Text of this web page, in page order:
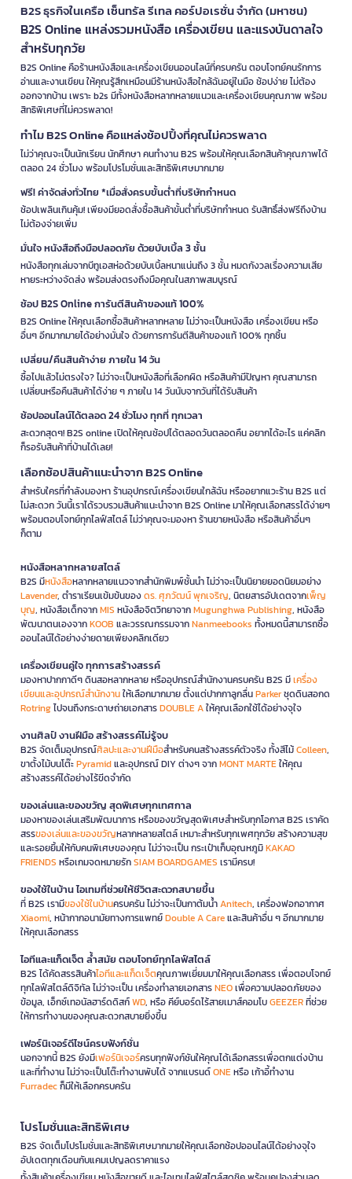
B2S ธุรกิจในเครือ เซ็นทรัล รีเทล คอร์ปอเรชั่น จำกัด (มหาชน)
B2S Online แหล่งรวมหนังสือ เครื่องเขียน และแรงบันดาลใจ
สำหรับทุกวัย
B2S Online คือร้านหนังสือและเครื่องเขียนออนไลน์ที่ครบครัน ตอบโจทย์คนรักการ
อ่านและงานเขียน ให้คุณรู้สึกเหมือนมีร้านหนังสือใกล้ฉันอยู่ในมือ ช้อปง่าย ไม่ต้อง
ออกจากบ้าน เพราะ b2s มีทั้งหนังสือหลากหลายแนวและเครื่องเขียนคุณภาพ พร้อม
สิทธิพิเศษที่ไม่ควรพลาด!
ทำไม B2S Online คือแหล่งช้อปปิ้งที่คุณไม่ควรพลาด
ไม่ว่าคุณจะเป็นนักเรียน นักศึกษา คนทำงาน B2S พร้อมให้คุณเลือกสินค้าคุณภาพได้
ตลอด 24 ชั่วโมง พร้อมโปรโมชั่นและสิทธิพิเศษมากมาย
ฟรี! ค่าจัดส่งทั่วไทย *เมื่อสั่งครบขั้นต่ำที่บริษัทกำหนด
ช้อปเพลินเกินคุ้ม! เพียงมียอดสั่งซื้อสินค้าขั้นต่ำที่บริษัทกำหนด รับสิทธิ์ส่งฟรีถึงบ้าน
ไม่ต้องจ่ายเพิ่ม
มั่นใจ หนังสือถึงมือปลอดภัย ด้วยบับเบิ้ล 3 ชั้น
หนังสือทุกเล่มจากบีทูเอสห่อด้วยบับเบิ้ลหนาแน่นถึง 3 ชั้น หมดกังวลเรื่องความเสีย
หายระหว่างจัดส่ง พร้อมส่งตรงถึงมือคุณในสภาพสมบูรณ์
ช้อป B2S Online การันตีสินค้าของแท้ 100%
B2S Online ให้คุณเลือกซื้อสินค้าหลากหลาย ไม่ว่าจะเป็นหนังสือ เครื่องเขียน หรือ
อื่นๆ อีกมากมายได้อย่างมั่นใจ ด้วยการการันตีสินค้าของแท้ 100% ทุกชิ้น
เปลี่ยน/คืนสินค้าง่าย ภายใน 14 วัน
ซื้อไปแล้วไม่ตรงใจ? ไม่ว่าจะเป็นหนังสือที่เลือกผิด หรือสินค้ามีปัญหา คุณสามารถ
เปลี่ยนหรือคืนสินค้าได้ง่าย ๆ ภายใน 14 วันนับจากวันที่ได้รับสินค้า
ช้อปออนไลน์ได้ตลอด 24 ชั่วโมง ทุกที่ ทุกเวลา
สะดวกสุดๆ! B2S online เปิดให้คุณช้อปได้ตลอดวันตลอดคืน อยากได้อะไร แค่คลิก
ก็รอรับสินค้าที่บ้านได้เลย!
เลือกช้อปสินค้าแนะนำจาก B2S Online
สำหรับใครที่กำลังมองหา ร้านอุปกรณ์เครื่องเขียนใกล้ฉัน หรืออยากแวะร้าน B2S แต่
ไม่สะดวก วันนี้เราได้รวบรวมสินค้าแนะนำจาก B2S Online มาให้คุณเลือกสรรได้ง่ายๆ
พร้อมตอบโจทย์ทุกไลฟ์สไตล์ ไม่ว่าคุณจะมองหา ร้านขายหนังสือ หรือสินค้าอื่นๆ
ก็ตาม
หนังสือหลากหลายสไตล์
B2S มีหนังสือหลากหลายแนวจากสำนักพิมพ์ชั้นนำ ไม่ว่าจะเป็นนิยายยอดนิยมอย่าง
Lavender, ตำราเรียนเข้มข้นของดร. ศุภวัฒน์ พุกเจริญ, นิตยสารอัปเดตจากเพ็ญ
บุญ, หนังสือเด็กจากMIS หนังสือจิตวิทยาจากMugunghwa Publishing, หนังสือ
พัฒนาตนเองจากKOOB และวรรณกรรมจากNanmeebooks ทั้งหมดนี้สามารถซื้อ
ออนไลน์ได้อย่างง่ายดายเพียงคลิกเดียว
เครื่องเขียนคู่ใจ ทุกการสร้างสรรค์
มองหาปากกาดีๆ ดินสอหลากหลาย หรืออุปกรณ์สำนักงานครบครัน B2S มีเครื่อง
เขียนและอุปกรณ์สำนักงานให้เลือกมากมาย ตั้งแต่ปากกาลูกลื่นParkerชุดดินสอกด
Rotringไปจนถึงกระดาษถ่ายเอกสารDOUBLE Aให้คุณเลือกใช้ได้อย่างจุใจ
งานศิลป์ งานฝีมือ สร้างสรรค์ไม่รู้จบ
B2S จัดเต็มอุปกรณ์ศิลปะและงานฝีมือสำหรับคนสร้างสรรค์ตัวจริง ทั้งสีไม้Colleen,
ขาตั้งไม้บนโต๊ะPyramidและอุปกรณ์ DIY ต่างๆ จากMONT MARTEให้คุณ
สร้างสรรค์ได้อย่างไร้ขีดจำกัด
ของเล่นและของขวัญ สุดพิเศษทุกเทศกาล
มองหาของเล่นเสริมพัฒนาการ หรือของขวัญสุดพิเศษสำหรับทุกโอกาส B2S เราคัด
สรรของเล่นและของขวัญหลากหลายสไตล์ เหมาะสำหรับทุกเพศทุกวัย สร้างความสุข
และรอยยิ้มให้กับคนพิเศษของคุณ ไม่ว่าจะเป็น กระเป๋าเก็บอุณหภูมิKAKAO
FRIENDS หรือเกมจดหมายรักSIAM BOARDGAMES เรามีครบ!
ของใช้ในบ้าน ไอเทมที่ช่วยให้ชีวิตสะดวกสบายขึ้น
ที่ B2S เรามีของใช้ในบ้านครบครัน ไม่ว่าจะเป็นกาต้มน้ำAnitech, เครื่องฟอกอากาศ
Xiaomi, หน้ากากอนามัยทางการแพทย์Double A Careและสินค้าอื่น ๆ อีกมากมาย
ให้คุณเลือกสรร
ไอทีและแก็ดเจ็ต ล้ำสมัย ตอบโจทย์ทุกไลฟ์สไตล์
B2S ได้คัดสรรสินค้าไอทีและแก็ดเจ็ตคุณภาพเยี่ยมมาให้คุณเลือกสรร เพื่อตอบโจทย์
ทุกไลฟ์สไตล์ดิจิทัล ไม่ว่าจะเป็น เครื่องทำลายเอกสารNEOเพื่อความปลอดภัยของ
ข้อมูล, เอ็กซ์เทอนัลฮาร์ดดิสก์WD, หรือ คีย์บอร์ดไร้สายเมาส์คอมโบGEEZERที่ช่วย
ให้การทำงานของคุณสะดวกสบายยิ่งขึ้น
เฟอร์นิเจอร์ดีไซน์ครบฟังก์ชั่น
นอกจากนี้ B2S ยังมีเฟอร์นิเจอร์ครบทุกฟังก์ชันให้คุณได้เลือกสรรเพื่อตกแต่งบ้าน
และที่ทำงาน ไม่ว่าจะเป็นโต๊ะทำงานพับได้ จากแบรนด์ONEหรือ เก้าอี้ทำงาน
Furradecก็มีให้เลือกครบครัน
โปรโมชั่นและสิทธิพิเศษ
B2S จัดเต็มโปรโมชั่นและสิทธิพิเศษมากมายให้คุณเลือกช้อปออนไลน์ได้อย่างจุใจ
อัปเดตทุกเดือนกับแคมเปญลดราคาแรง